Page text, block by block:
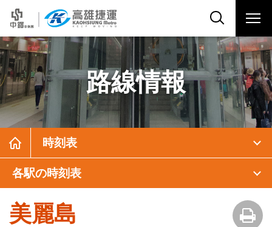
路線情報
時刻表
各駅の時刻表
美麗島